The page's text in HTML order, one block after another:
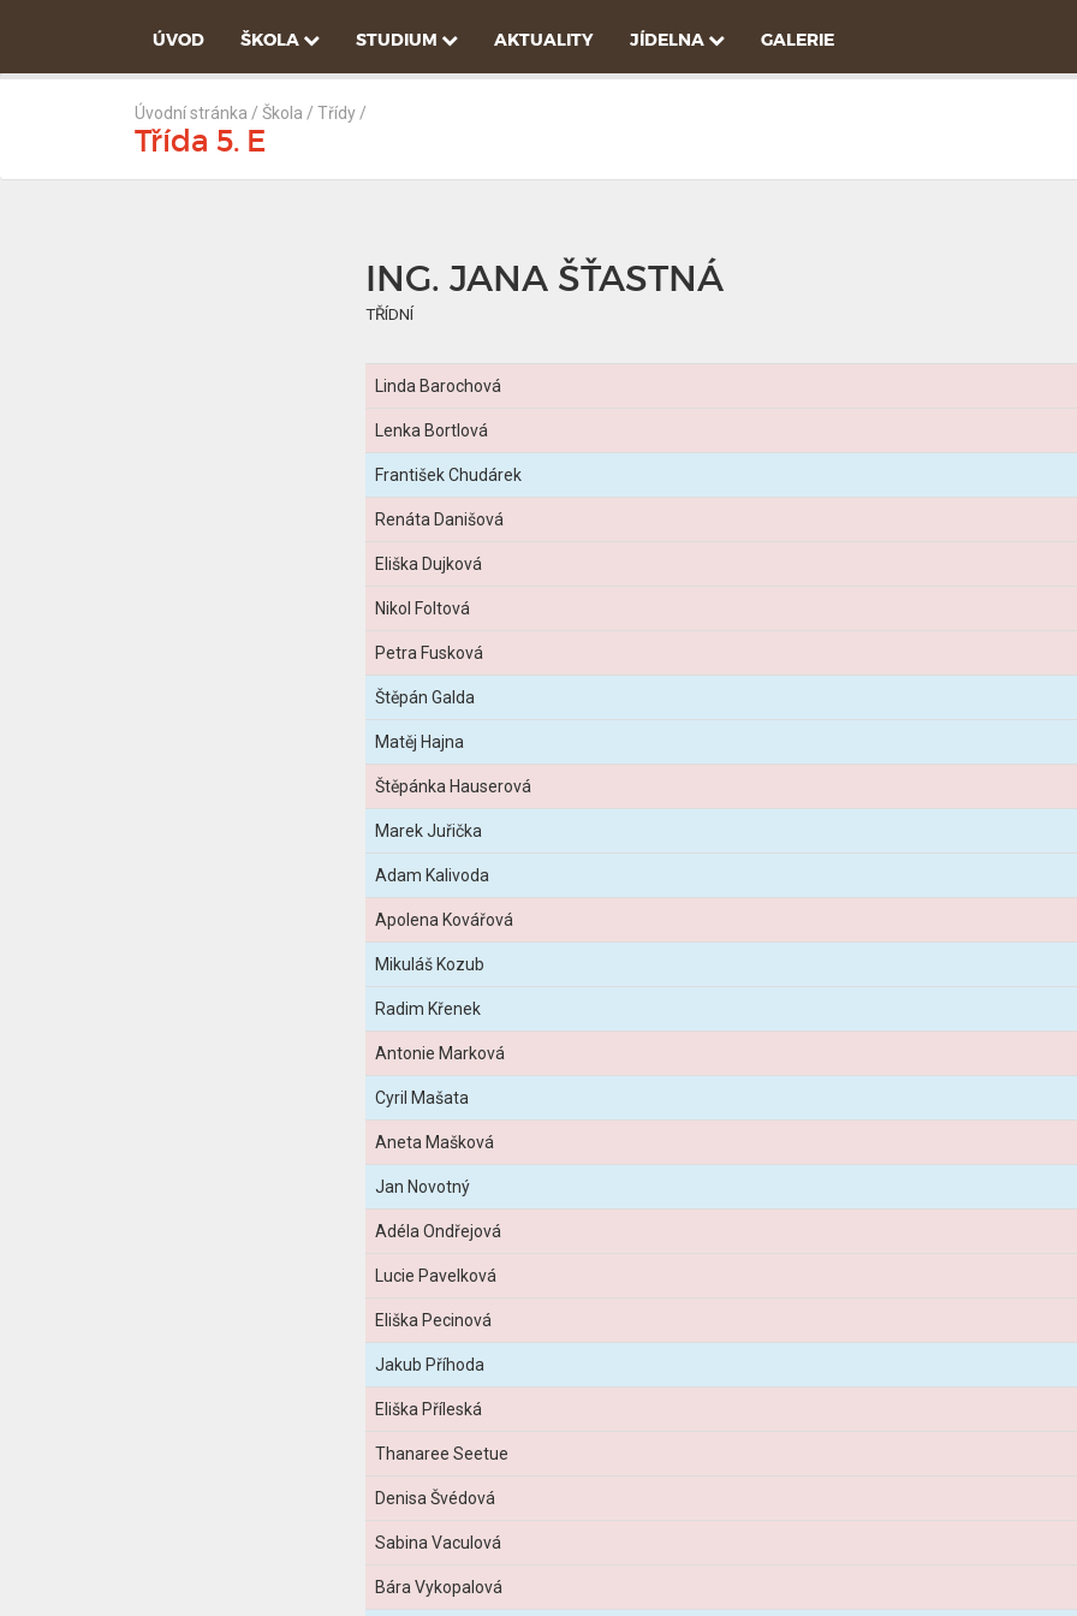
ÚVOD ŠKOLA STUDIUM AKTUALITY JÍDELNA GALERIE
Úvodní stránka / Škola / Třídy /
Třída 5. E
ING. JANA ŠŤASTNÁ
TŘÍDNÍ
Linda Barochová
Lenka Bortlová
František Chudárek
Renáta Danišová
Eliška Dujková
Nikol Foltová
Petra Fusková
Štěpán Galda
Matěj Hajna
Štěpánka Hauserová
Marek Juřička
Adam Kalivoda
Apolena Kovářová
Mikuláš Kozub
Radim Křenek
Antonie Marková
Cyril Mašata
Aneta Mašková
Jan Novotný
Adéla Ondřejová
Lucie Pavelková
Eliška Pecinová
Jakub Příhoda
Eliška Příleská
Thanaree Seetue
Denisa Švédová
Sabina Vaculová
Bára Vykopalová